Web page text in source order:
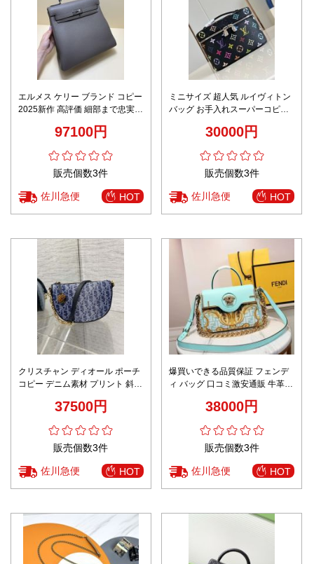
エルメス ケリー ブランド コピー
2025新作 高評価 細部まで忠実
97100円
販売個数3件
佐川急便 HOT
ミニサイズ 超人気 ルイヴィトン
バッグ お手入れスーパーコピー
30000円
販売個数3件
佐川急便 HOT
クリスチャン ディオール ポーチ
コピー デニム素材 プリント 斜め
37500円
販売個数3件
佐川急便 HOT
爆買いできる品質保証 フェンデ
ィ バッグ 口コミ激安通販 牛革
38000円
販売個数3件
佐川急便 HOT